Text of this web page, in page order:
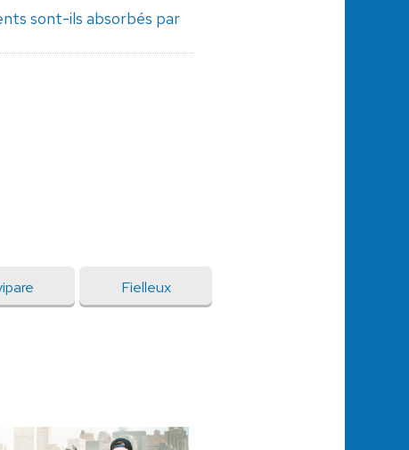
sont-ils absorbés par
Fielleux